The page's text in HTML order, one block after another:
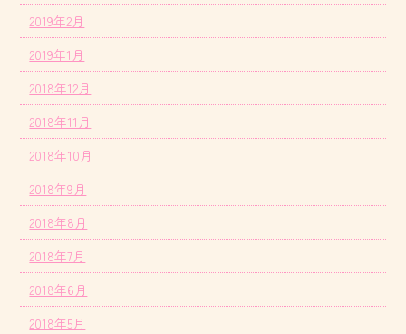
2019年2月
2019年1月
2018年12月
2018年11月
2018年10月
2018年9月
2018年8月
2018年7月
2018年6月
2018年5月